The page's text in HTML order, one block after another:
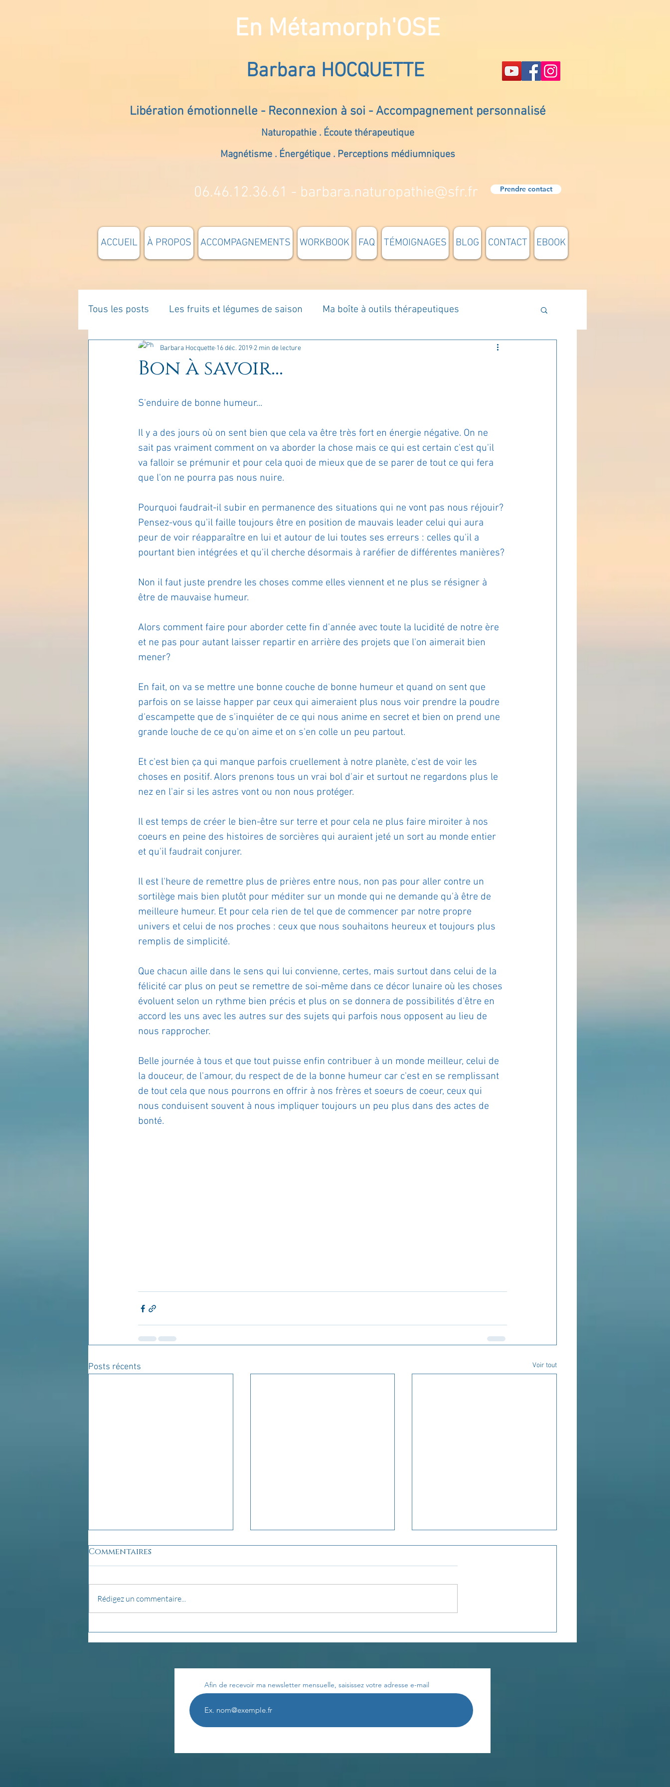
En Métamorph'OSE
Barbara HOCQUETTE
Libération émotionnelle - Reconnexion à soi - Accompagnement personnalisé
Naturopathie . Écoute thérapeutique
Magnétisme . Énergétique . Perceptions médiumniques
06.46.12.36.61 - barbara.naturopathie@sfr.fr Prendre contact
ACCUEIL À PROPOS ACCOMPAGNEMENTS WORKBOOK FAQ TÉMOIGNAGES BLOG CONTACT EBOOK
Tous les posts Les fruits et légumes de saison Ma boîte à outils thérapeutiques
La parentalité De vous à moi... Rome : voyage Méthodologie
estime de soi Votre communauté C'est mon histoire La pensée du jour
Les lois universelles Journal de bord Terestchenko Pensée du jour ADOLAND
Bon à savoir...
Barbara Hocquette 16 déc. 2019 2 min de lecture
S'enduire de bonne humeur...
Il y a des jours où on sent bien que cela va être très fort en énergie négative. On ne
sait pas vraiment comment on va aborder la chose mais ce qui est certain c'est qu'il
va falloir se prémunir et pour cela quoi de mieux que de se parer de tout ce qui fera
que l'on ne pourra pas nous nuire.
Pourquoi faudrait-il subir en permanence des situations qui ne vont pas nous réjouir?
Pensez-vous qu'il faille toujours être en position de mauvais leader celui qui aura
peur de voir réapparaître en lui et autour de lui toutes ses erreurs : celles qu'il a
pourtant bien intégrées et qu'il cherche désormais à raréfier de différentes manières?
Non il faut juste prendre les choses comme elles viennent et ne plus se résigner à
être de mauvaise humeur.
Alors comment faire pour aborder cette fin d'année avec toute la lucidité de notre ère
et ne pas pour autant laisser repartir en arrière des projets que l'on aimerait bien
mener?
En fait, on va se mettre une bonne couche de bonne humeur et quand on sent que
parfois on se laisse happer par ceux qui aimeraient plus nous voir prendre la poudre
d'escampette que de s'inquiéter de ce qui nous anime en secret et bien on prend une
grande louche de ce qu'on aime et on s'en colle un peu partout.
Et c'est bien ça qui manque parfois cruellement à notre planète, c'est de voir les
choses en positif. Alors prenons tous un vrai bol d'air et surtout ne regardons plus le
nez en l'air si les astres vont ou non nous protéger.
Il est temps de créer le bien-être sur terre et pour cela ne plus faire miroiter à nos
coeurs en peine des histoires de sorcières qui auraient jeté un sort au monde entier
et qu'il faudrait conjurer.
Il est l'heure de remettre plus de prières entre nous, non pas pour aller contre un
sortilège mais bien plutôt pour méditer sur un monde qui ne demande qu'à être de
meilleure humeur. Et pour cela rien de tel que de commencer par notre propre
univers et celui de nos proches : ceux que nous souhaitons heureux et toujours plus
remplis de simplicité.
Que chacun aille dans le sens qui lui convienne, certes, mais surtout dans celui de la
félicité car plus on peut se remettre de soi-même dans ce décor lunaire où les choses
évoluent selon un rythme bien précis et plus on se donnera de possibilités d'être en
accord les uns avec les autres sur des sujets qui parfois nous opposent au lieu de
nous rapprocher.
Belle journée à tous et que tout puisse enfin contribuer à un monde meilleur, celui de
la douceur, de l'amour, du respect de de la bonne humeur car c'est en se remplissant
de tout cela que nous pourrons en offrir à nos frères et soeurs de coeur, ceux qui
nous conduisent souvent à nous impliquer toujours un peu plus dans des actes de
bonté.
Posts récents Voir tout
visualisation
ÉMOTIONNELLE
Commentaires
Rédigez un commentaire...
Afin de recevoir ma newsletter mensuelle, saisissez votre adresse e-mail